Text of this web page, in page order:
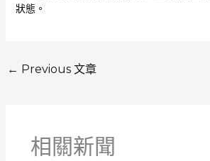
狀態。
← Previous 文章
相關新聞